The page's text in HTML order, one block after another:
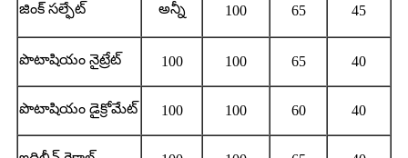
జింక్ సల్ఫేట్ అన్నీ 100 65 45
పొటాషియం నైట్రేట్ 100 100 65 40
పొటాషియం డైక్రోమేట్ 100 100 60 40